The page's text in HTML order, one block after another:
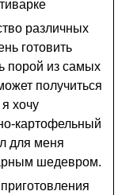
различных
готовить
порой из самых
получиться
хочу
картофельный
для меня
шедевром.